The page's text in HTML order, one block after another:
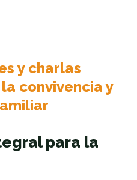
y charlas
convivencia y
para la